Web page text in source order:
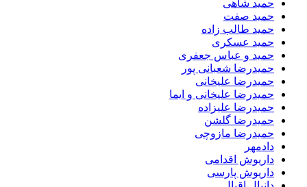
حمید شاهی
حمید صفت
حمید طالب زاده
حمید عسکری
حمید و عباس جعفری
حمیدرضا شعبانی پور
حمیدرضا علیخانی
حمیدرضا علیخانی و ایما
حمیدرضا علیزاده
حمیدرضا گلشن
حمیدرضا مازوچی
دادمهر
داریوش اقدامی
داریوش پارسی